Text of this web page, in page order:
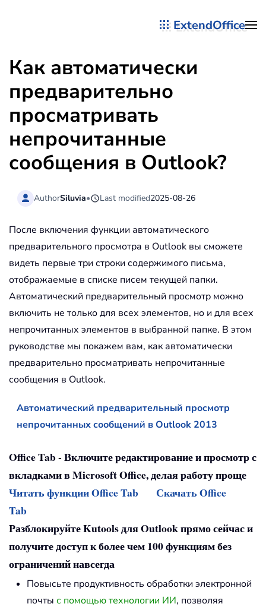
ExtendOffice
Как автоматически
предварительно
просматривать
непрочитанные
сообщения в Outlook?
AuthorSiluvia• Last modified2025-08-26
После включения функции автоматического
предварительного просмотра в Outlook вы сможете
видеть первые три строки содержимого письма,
отображаемые в списке писем текущей папки.
Автоматический предварительный просмотр можно
включить не только для всех элементов, но и для всех
непрочитанных элементов в выбранной папке. В этом
руководстве мы покажем вам, как автоматически
предварительно просматривать непрочитанные
сообщения в Outlook.
Автоматический предварительный просмотр
непрочитанных сообщений в Outlook 2013
Office Tab - Включите редактирование и просмотр с
вкладками в Microsoft Office, делая работу проще
Читать функции Office Tab
Скачать Office
Tab
Разблокируйте Kutools для Outlook прямо сейчас и
получите доступ к более чем 100 функциям без
ограничений навсегда
Повысьте продуктивность обработки электронной
почты с помощью технологии ИИ, позволяя